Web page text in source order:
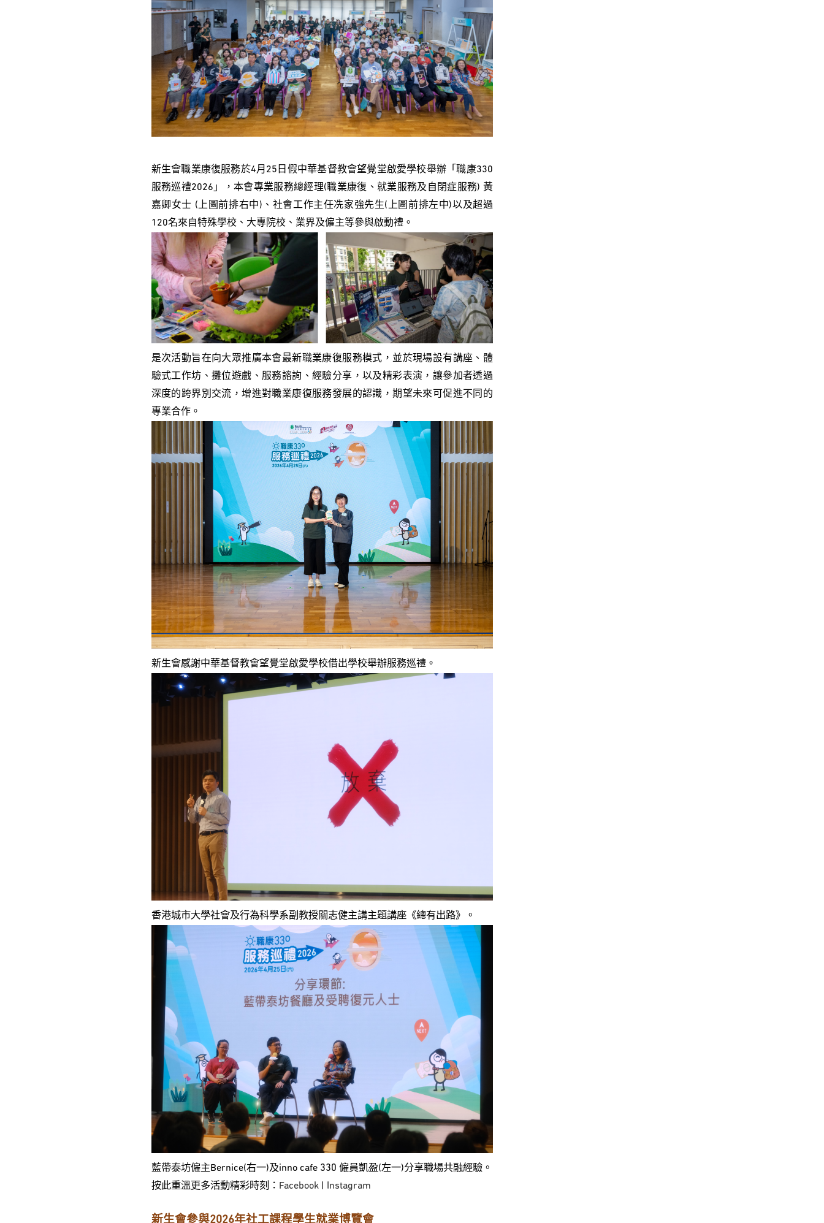
新生會職業康復服務於4月25日假中華基督教會望覺堂啟愛學校舉辦「職康330
服務巡禮2026」，本會專業服務總經理(職業康復、就業服務及自閉症服務) 黃
嘉卿女士 (上圖前排右中)、社會工作主任冼家強先生(上圖前排左中)以及超過
120名來自特殊學校、大專院校、業界及僱主等參與啟動禮。
是次活動旨在向大眾推廣本會最新職業康復服務模式，並於現場設有講座、體
驗式工作坊、攤位遊戲、服務諮詢、經驗分享，以及精彩表演，讓參加者透過
深度的跨界別交流，增進對職業康復服務發展的認識，期望未來可促進不同的
專業合作。
新生會感謝中華基督教會望覺堂啟愛學校借出學校舉辦服務巡禮。
香港城市大學社會及行為科學系副教授關志健主講主題講座《總有出路》。
藍帶泰坊僱主Bernice(右一)及inno cafe 330 僱員凱盈(左一)分享職場共融經驗。
按此重溫更多活動精彩時刻： Facebook| Instagram
新生會參與2026年社工課程學生就業博覽會